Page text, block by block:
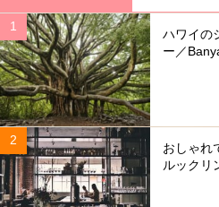
ハワイの
ー／
おしゃれ
ルックリ